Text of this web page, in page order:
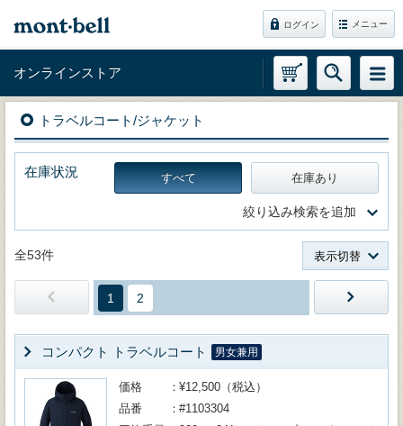
ログイン メニュー
オンラインストア
トラベルコート/ジャケット
在庫状況 すべて 在庫あり
絞り込み検索を追加
全53件 表示切替
1 2
コンパクト トラベルコート 男女兼用
価格
¥12,500（税込）
品番
#1103304